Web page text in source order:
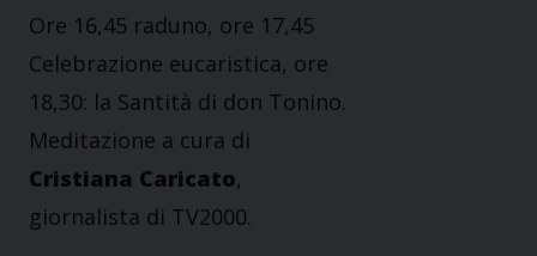
Ore 16,45 raduno, ore 17,45
Celebrazione eucaristica, ore
18,30: la Santità di don Tonino.
Meditazione a cura di
Cristiana Caricato,
giornalista di TV2000.